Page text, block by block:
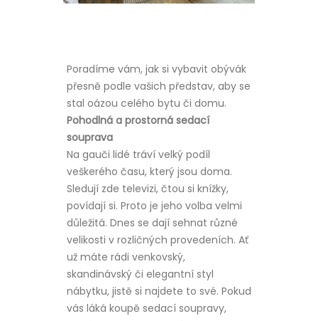
Poradíme vám, jak si vybavit obývák
přesně podle vašich představ, aby se
stal oázou celého bytu či domu.
Pohodlná a prostorná sedací
souprava
Na gauči lidé tráví velký podíl
veškerého času, který jsou doma.
Sledují zde televizi, čtou si knížky,
povídají si. Proto je jeho volba velmi
důležitá. Dnes se dají sehnat různé
velikosti v rozličných provedeních. Ať
už máte rádi venkovský,
skandinávský či elegantní styl
nábytku, jistě si najdete to své. Pokud
vás láká koupě sedací soupravy,